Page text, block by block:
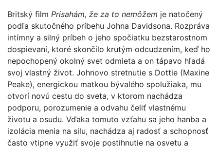
Britský film Prisahám, že za to nemôžem je natočený
podľa skutočného príbehu Johna Davidsona. Rozpráva
intímny a silný príbeh o jeho spočiatku bezstarostnom
dospievaní, ktoré skončilo krutým odcudzením, keď ho
nepochopený okolný svet odmieta a on tápavo hľadá
svoj vlastný život. Johnovo stretnutie s Dottie (Maxine
Peake), energickou matkou bývalého spolužiaka, mu
otvorí novú cestu do sveta, v ktorom nachádza
podporu, porozumenie a odvahu čeliť vlastnému
životu a osudu. Vďaka tomuto vzťahu sa jeho hanba a
izolácia menia na silu, nachádza aj radosť a schopnosť
často vtipne využiť svoje postihnutie na osvetu a